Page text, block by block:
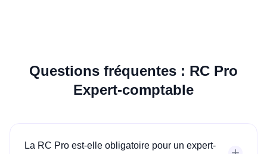
Questions fréquentes : RC Pro
Expert-comptable
La RC Pro est-elle obligatoire pour un expert-